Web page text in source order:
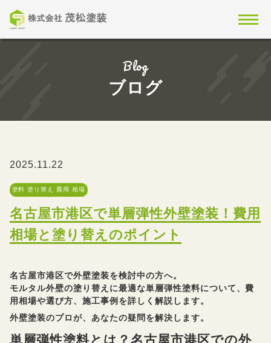
Blog
ブログ
2025.11.22
塗料 塗り替え 費用 相場
名古屋市港区で単層弾性外壁塗装！費用
相場と塗り替えのポイント
名古屋市港区で外壁塗装を検討中の方へ。
モルタル外壁の塗り替えに最適な単層弾性塗料について、費
用相場や選び方、施工事例を詳しく解説します。
外壁塗装のプロが、あなたの疑問を解決します。
単層弾性塗料とは？名古屋市港区での外